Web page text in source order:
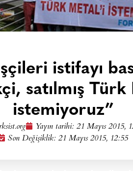
istifayı
satılmış Türk
istemiyoruz”
Yayın tarihi: 21 Mayıs 2015,
Son Değişiklik: 21 Mayıs 2015, 12:55